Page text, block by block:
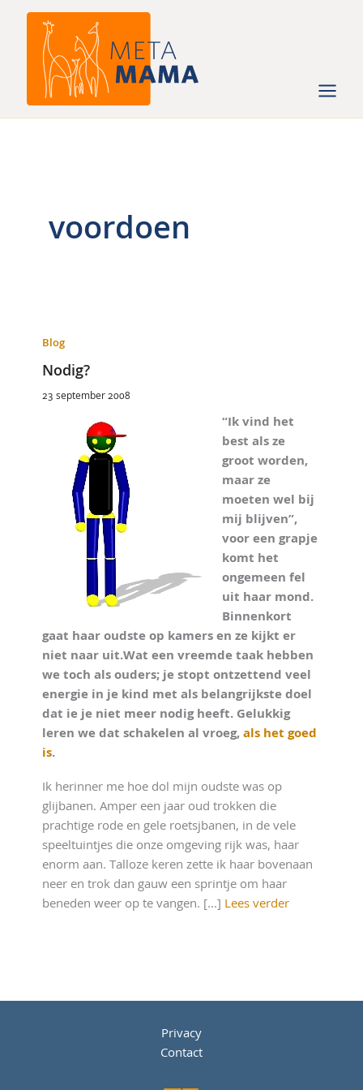
voordoen
Blog
Nodig?
23 september 2008
“Ik vind het
best als ze
groot worden,
maar ze
moeten wel bij
mij blijven”,
voor een grapje
komt het
ongemeen fel
uit haar mond.
Binnenkort
gaat haar oudste op kamers en ze kijkt er
niet naar uit.Wat een vreemde taak hebben
we toch als ouders; je stopt ontzettend veel
energie in je kind met als belangrijkste doel
dat ie je niet meer nodig heeft. Gelukkig
leren we dat schakelen al vroeg,als het goed
is.
Ik herinner me hoe dol mijn oudste was op
glijbanen. Amper een jaar oud trokken die
prachtige rode en gele roetsjbanen, in de vele
speeltuintjes die onze omgeving rijk was, haar
enorm aan. Talloze keren zette ik haar bovenaan
neer en trok dan gauw een sprintje om haar
beneden weer op te vangen. [...] Lees verder
Privacy
Contact